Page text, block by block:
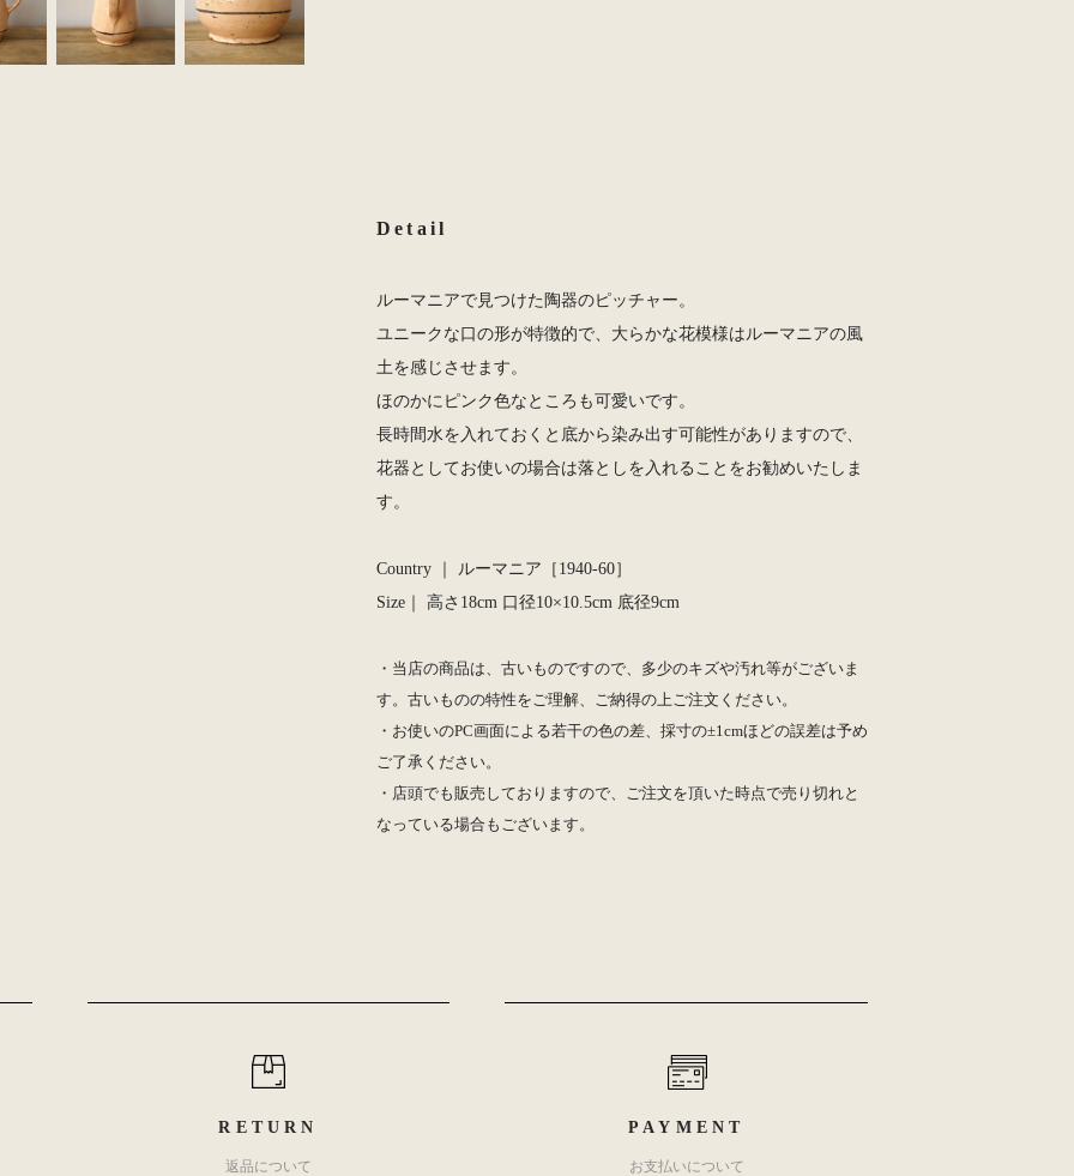
Detail
ルーマニアで見つけた陶器のピッチャー。
ユニークな口の形が特徴的で、大らかな花模様はルーマニアの風
土を感じさせます。
ほのかにピンク色なところも可愛いです。
長時間水を入れておくと底から染み出す可能性がありますので、
花器としてお使いの場合は落としを入れることをお勧めいたしま
す。
Country ｜ ルーマニア［1940-60］
Size｜ 高さ18cm 口径10×10.5cm 底径9cm
・当店の商品は、古いものですので、多少のキズや汚れ等がございま
す。古いものの特性をご理解、ご納得の上ご注文ください。
・お使いのPC画面による若干の色の差、採寸の±1cmほどの誤差は予め
ご了承ください。
・店頭でも販売しておりますので、ご注文を頂いた時点で売り切れと
なっている場合もございます。
RETURN
返品について
PAYMENT
お支払いについて